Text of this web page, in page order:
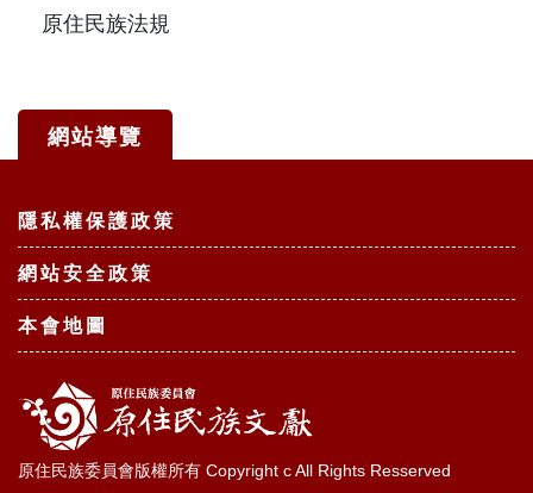
原住民族法規
網站導覽
隱私權保護政策
網站安全政策
本會地圖
原住民族委員會版權所有 Copyright c All Rights Resserved